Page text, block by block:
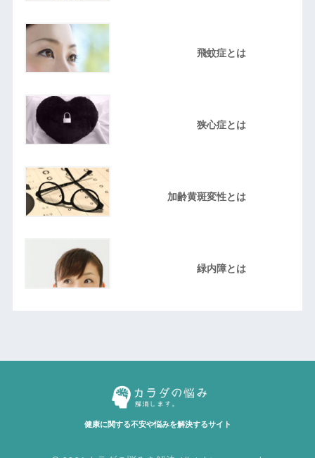
飛蚊症とは
狭心症とは
加齢黄斑変性とは
緑内障とは
健康に関する不安や悩みを解決するサイト